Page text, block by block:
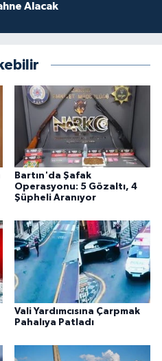
Alacak
Bartın'da Şafak
Operasyonu: 5 Gözaltı, 4
Şüpheli Aranıyor
Vali Yardımcısına Çarpmak
Pahalıya Patladı